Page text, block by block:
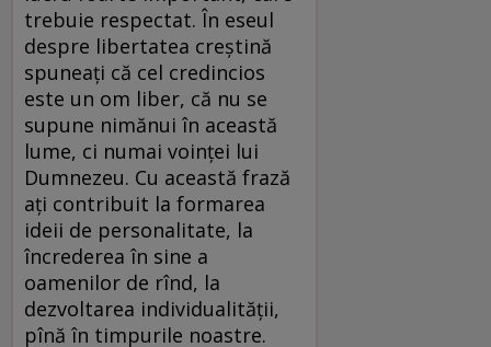
trebuie respectat. În eseul
despre libertatea creștină
spuneați că cel credincios
este un om liber, că nu se
supune nimănui în această
lume, ci numai voinței lui
Dumnezeu. Cu această frază
ați contribuit la formarea
ideii de personalitate, la
încrederea în sine a
oamenilor de rînd, la
dezvoltarea individualității,
pînă în timpurile noastre.